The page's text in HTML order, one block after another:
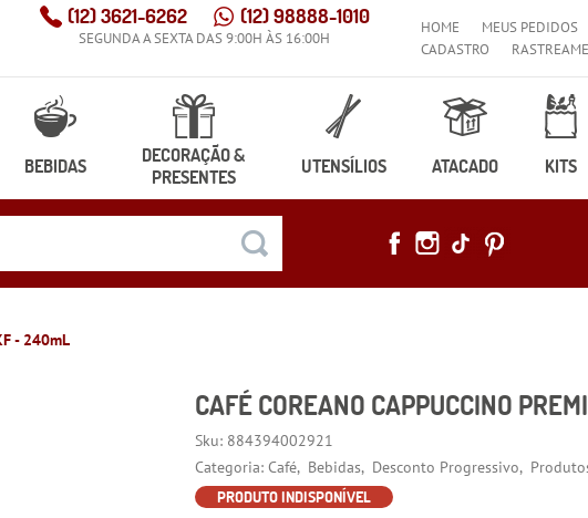
(12)3621-6262 (12)98888-1010
SEGUNDA A SEXTA DAS 9:00H ÀS 16:00H
HOME MEUS PEDIDOS
CADASTRO
BEBIDAS
DECORAÇÃO &
PRESENTES
UTENSÍLIOS ATACADO KITS
- 240mL
CAFÉ COREANO CAPPUCCINO
Sku: 884394002921
Categoria: Café Bebidas Desconto Progressivo
PRODUTO INDISPONÍVEL